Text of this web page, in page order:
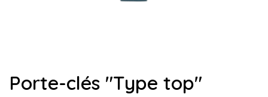
Porte-clés "Type top"